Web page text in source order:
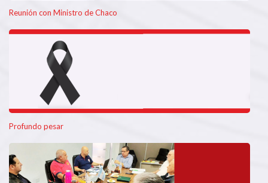
Reunión con Ministro de Chaco
Profundo pesar